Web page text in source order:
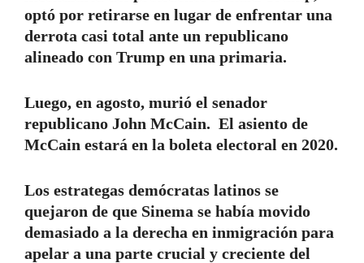
optó por retirarse en lugar de enfrentar una
derrota casi total ante un republicano
alineado con Trump en una primaria.
Luego, en agosto, murió el senador
republicano John McCain. El asiento de
McCain estará en la boleta electoral en 2020.
Los estrategas demócratas latinos se
quejaron de que Sinema se había movido
demasiado a la derecha en inmigración para
apelar a una parte crucial y creciente del